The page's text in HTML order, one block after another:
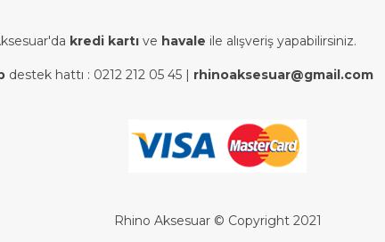
kredi kartı ve havale ile alışveriş yapabilirsiniz.
destek hattı : 0212 212 05 45 | rhinoaksesuar@gmail.com
Rhino Aksesuar © Copyright 2021